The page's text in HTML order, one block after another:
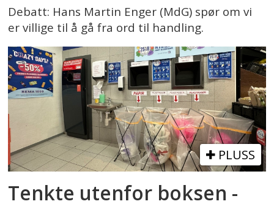
Debatt: Hans Martin Enger (MdG) spør om vi
er villige til å gå fra ord til handling.
PLUSS
Tenkte utenfor boksen -